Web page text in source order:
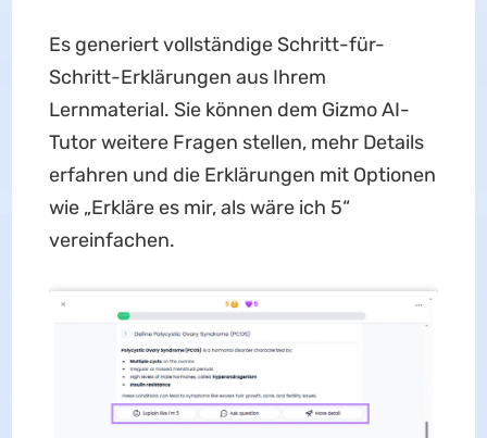
Es generiert vollständige Schritt-für-
Schritt-Erklärungen aus Ihrem
Lernmaterial. Sie können dem Gizmo AI-
Tutor weitere Fragen stellen, mehr Details
erfahren und die Erklärungen mit Optionen
wie „Erkläre es mir, als wäre ich 5“
vereinfachen.